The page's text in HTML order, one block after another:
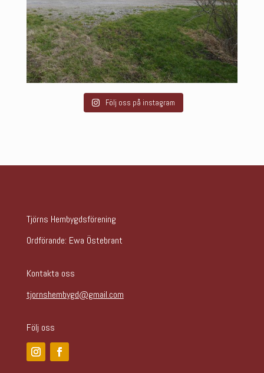
Följ oss på instagram
Tjörns Hembygdsförening
Ordförande: Ewa Östebrant
Kontakta oss
tjornshembygd@gmail.com
Följ oss